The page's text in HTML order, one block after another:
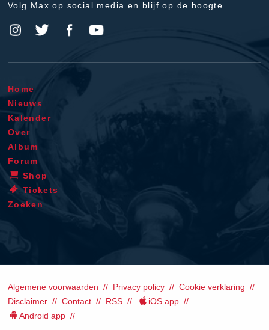
Volg Max op social media en blijf op de hoogte.
Home
Nieuws
Kalender
Over
Album
Forum
Shop
Tickets
Zoeken
Algemene voorwaarden Privacy policy
Cookie verklaring
Disclaimer
Contact RSS
iOS app
Android app